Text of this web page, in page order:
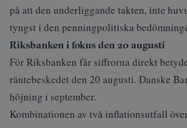
på att den underliggande takten, inte
tyngst i den penningpolitiska
Riksbanken i fokus den 20 augusti
För Riksbanken får siffrorna direkt
räntebeskedet den 20 augusti. Danske
höjning i september.
Kombinationen av två inflationsutfall